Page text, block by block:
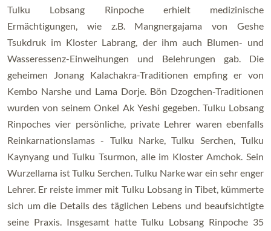
Tulku Lobsang Rinpoche erhielt medizinische
Ermächtigungen, wie z.B. Mangnergajama von Geshe
Tsukdruk im Kloster Labrang, der ihm auch Blumen- und
Wasseressenz-Einweihungen und Belehrungen gab. Die
geheimen Jonang Kalachakra-Traditionen empfing er von
Kembo Narshe und Lama Dorje. Bön Dzogchen-Traditionen
wurden von seinem Onkel Ak Yeshi gegeben. Tulku Lobsang
Rinpoches vier persönliche, private Lehrer waren ebenfalls
Reinkarnationslamas - Tulku Narke, Tulku Serchen, Tulku
Kaynyang und Tulku Tsurmon, alle im Kloster Amchok. Sein
Wurzellama ist Tulku Serchen. Tulku Narke war ein sehr enger
Lehrer. Er reiste immer mit Tulku Lobsang in Tibet, kümmerte
sich um die Details des täglichen Lebens und beaufsichtigte
seine Praxis. Insgesamt hatte Tulku Lobsang Rinpoche 35